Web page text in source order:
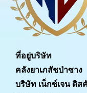
ที่อยู่บริษัท
คลังยาเภสัชป่าซาง
บริษัท เน็กซ์เจน ดิส